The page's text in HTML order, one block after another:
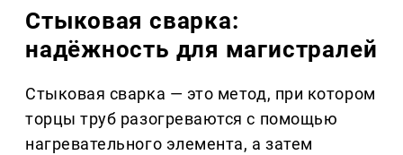
Стыковая сварка:
надёжность для магистралей
Стыковая сварка — это метод, при котором
торцы труб разогреваются с помощью
нагревательного элемента, а затем